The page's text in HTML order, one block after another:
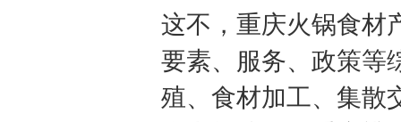
这不，重庆火锅食材
要素、服务、政策等
殖、食材加工、集散